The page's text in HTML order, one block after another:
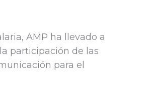
AMP ha llevado a
participación de las
para el